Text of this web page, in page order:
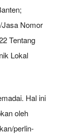
Jasa Nomor
Tentang
Lokal
Hal ini
oleh
perlin-